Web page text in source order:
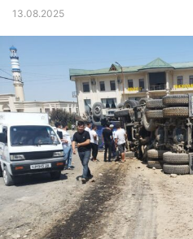
13.08.2025